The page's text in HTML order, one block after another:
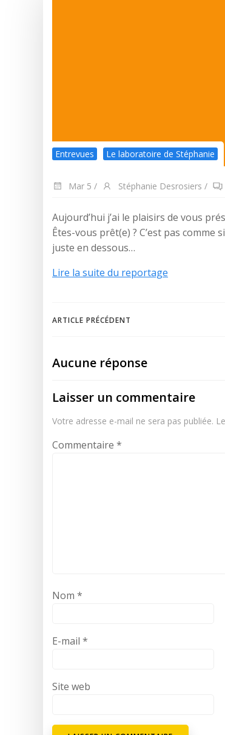
Entrevues Le laboratoire de Stéphanie
Mar 5 / Stéphanie Desrosiers /
Aujourd’hui j’ai le plaisirs de vous
Êtes-vous prêt(e) ? C’est pas
juste en dessous…
Lire la suite du reportage
Navigation
de
l’article
ARTICLE PRÉCÉDENT
Aucune réponse
Laisser un commentaire
Votre adresse e-mail ne sera pas publiée.
Commentaire *
Nom *
E-mail *
Site web